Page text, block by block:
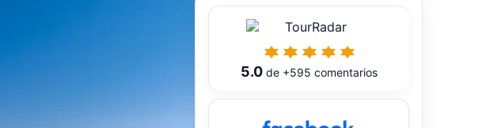
5.0 de +595 comentarios